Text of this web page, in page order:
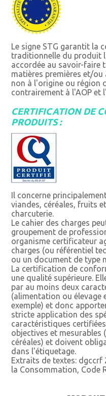
Le signe STG garantit la
traditionnelle du produit
accordée au savoir-faire
matières premières et/
non à l'origine ou région
contrairement à l'AOP et
CERTIFICATION DE
PRODUITS :
Il concerne
viandes, céréales, fruits
charcuterie.
Le cahier des charges
groupement de
organisme certificateur
charges (ou référentiel
ou un document de type
La certification de
une qualité supérieure.
par au moins deux
(alimentation ou élevage
exemple) et donc
stricte application des
caractéristiques
objectives et mesurables
céréales) et doivent
dans l'étiquetage.
Extraits de textes: dgccrf
la Consommation, Code